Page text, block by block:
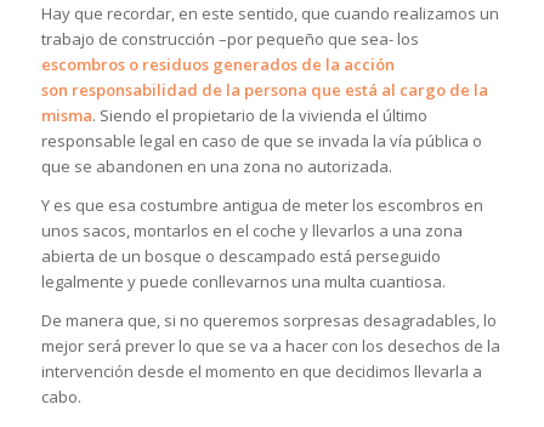
Hay que recordar, en este sentido, que cuando realizamos un
trabajo de construcción –por pequeño que sea- los
escombros o residuos generados de la acción
son responsabilidad de la persona que está al cargo de la
misma. Siendo el propietario de la vivienda el último
responsable legal en caso de que se invada la vía pública o
que se abandonen en una zona no autorizada.
Y es que esa costumbre antigua de meter los escombros en
unos sacos, montarlos en el coche y llevarlos a una zona
abierta de un bosque o descampado está perseguido
legalmente y puede conllevarnos una multa cuantiosa.
De manera que, si no queremos sorpresas desagradables, lo
mejor será prever lo que se va a hacer con los desechos de la
intervención desde el momento en que decidimos llevarla a
cabo.